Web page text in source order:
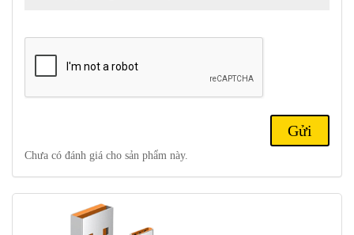
Tương Thích Quốc Tế Với Đầu Cắm 2 Chấu
Chưa có đánh giá cho sản phẩm này.